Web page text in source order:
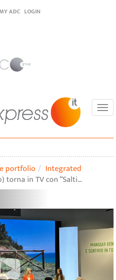
MY ADC LOGIN
portfolio
Integrated
torna in TV con “Salti…